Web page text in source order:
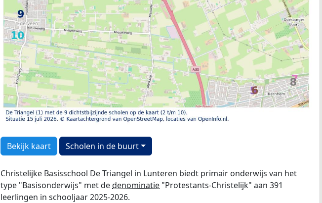
Bekijk kaart Scholen in de buurt
Christelijke Basisschool De Triangel in Lunteren biedt primair onderwijs van het
type "Basisonderwijs" met dedenominatie "Protestants-Christelijk" aan 391
leerlingen in schooljaar 2025-2026.